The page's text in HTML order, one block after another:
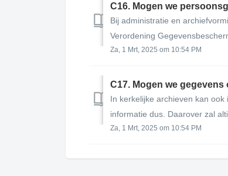
C16. Mogen we
Bij administratie en
Verordening
Za, 1 Mrt, 2025 om 10:54 PM
C17. Mogen we
In kerkelijke archieven kan
informatie dus. Daarover zal
Za, 1 Mrt, 2025 om 10:54 PM